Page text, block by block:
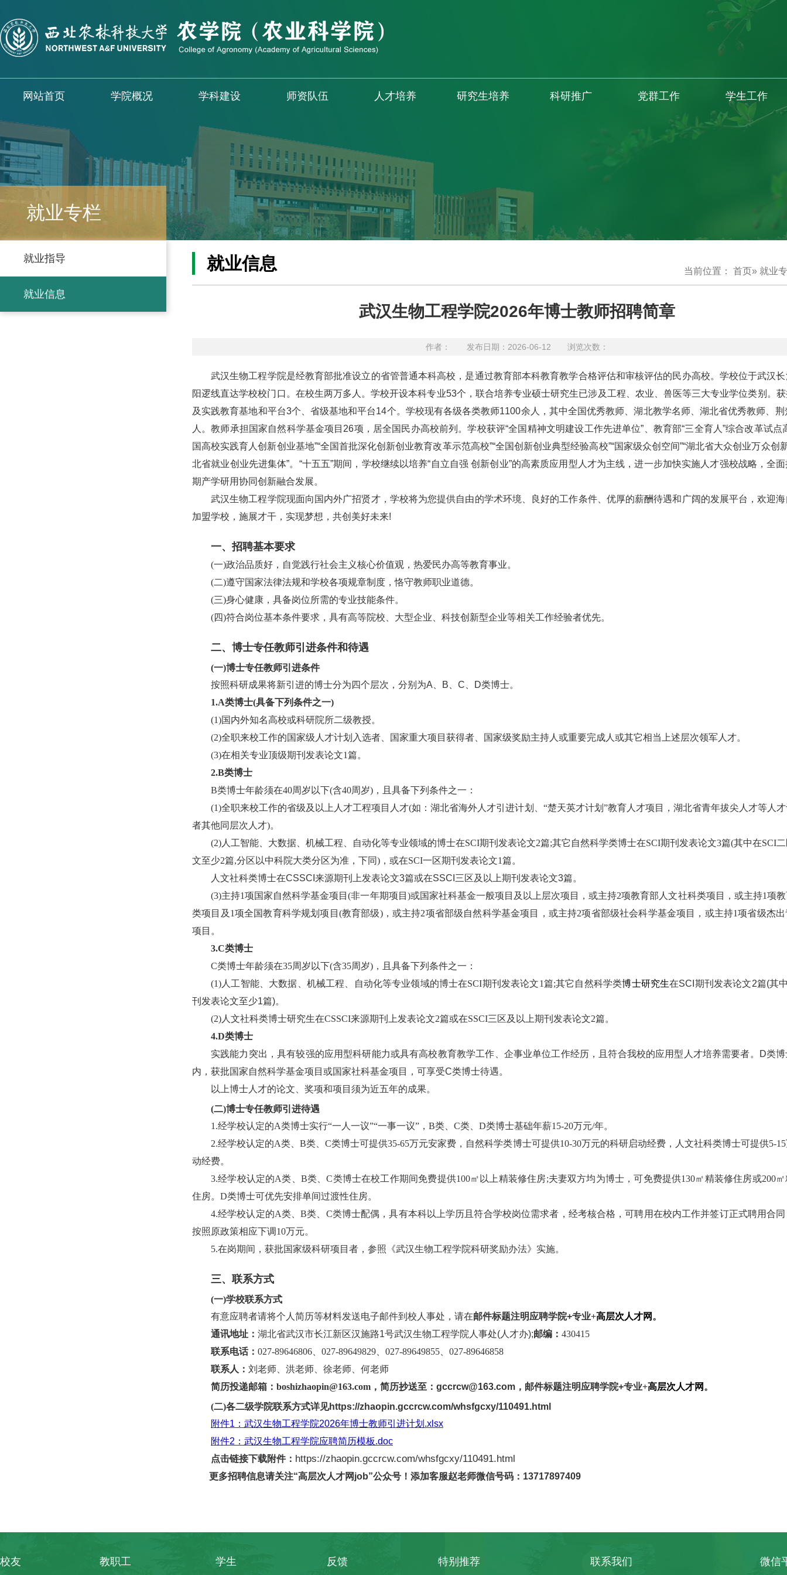
网站首页 学院概况 学科建设 师资队伍 人才培养 研究生培养 科研推广 党群工作 学生工作
就业专栏
就业指导
就业信息
当前位置： 首页» 就业
就业信息
武汉生物工程学院2026年博士教师招聘简章
作者： 发布日期：2026-06-12 浏览次数：
武汉生物工程学院是经教育部批准设立的省管普通本科高校，是通过教育部本科教育教学合格评估和审核评估的民办高校。学校位于武汉
阳逻线直达学校校门口。在校生两万多人。学校开设本科专业53个，联合培养专业硕士研究生已涉及工程、农业、兽医等三大专业学位类别。
及实践教育基地和平台3个、省级基地和平台14个。学校现有各级各类教师1100余人，其中全国优秀教师、湖北教学名师、湖北省优秀教师、
人。教师承担国家自然科学基金项目26项，居全国民办高校前列。学校获评“全国精神文明建设工作先进单位”、教育部“三全育人”综合改革试点
国高校实践育人创新创业基地”“全国首批深化创新创业教育改革示范高校”“全国创新创业典型经验高校”“国家级众创空间”“湖北省大众创业万众创
北省就业创业先进集体”。“十五五”期间，学校继续以培养“自立自强 创新创业”的高素质应用型人才为主线，进一步加快实施人才强校战略，全
期产学研用协同创新融合发展。
武汉生物工程学院现面向国内外广招贤才，学校将为您提供自由的学术环境、良好的工作条件、优厚的薪酬待遇和广阔的发展平台，欢迎
加盟学校，施展才干，实现梦想，共创美好未来!
一、招聘基本要求
(一)政治品质好，自觉践行社会主义核心价值观，热爱民办高等教育事业。
(二)遵守国家法律法规和学校各项规章制度，恪守教师职业道德。
(三)身心健康，具备岗位所需的专业技能条件。
(四)符合岗位基本条件要求，具有高等院校、大型企业、科技创新型企业等相关工作经验者优先。
二、博士专任教师引进条件和待遇
(一)博士专任教师引进条件
按照科研成果将新引进的博士分为四个层次，分别为A、B、C、D类博士。
1.A类博士(具备下列条件之一)
(1)国内外知名高校或科研院所二级教授。
(2)全职来校工作的国家级人才计划入选者、国家重大项目获得者、国家级奖励主持人或重要完成人或其它相当上述层次领军人才。
(3)在相关专业顶级期刊发表论文1篇。
2.B类博士
B类博士年龄须在40周岁以下(含40周岁)，且具备下列条件之一：
(1)全职来校工作的省级及以上人才工程项目人才(如：湖北省海外人才引进计划、“楚天英才计划”教育人才项目，湖北省青年拔尖人才等人
者其他同层次人才)。
(2)人工智能、大数据、机械工程、自动化等专业领域的博士在SCI期刊发表论文2篇;其它自然科学类博士在SCI期刊发表论文3篇(其中在SCI
文至少2篇,分区以中科院大类分区为准，下同)，或在SCI一区期刊发表论文1篇。
人文社科类博士在CSSCI来源期刊上发表论文3篇或在SSCI三区及以上期刊发表论文3篇。
(3)主持1项国家自然科学基金项目(非一年期项目)或国家社科基金一般项目及以上层次项目，或主持2项教育部人文社科类项目，或主持1项
类项目及1项全国教育科学规划项目(教育部级)，或主持2项省部级自然科学基金项目，或主持2项省部级社会科学基金项目，或主持1项省级杰
项目。
3.C类博士
C类博士年龄须在35周岁以下(含35周岁)，且具备下列条件之一：
(1)人工智能、大数据、机械工程、自动化等专业领域的博士在SCI期刊发表论文1篇;其它自然科学类博士研究生在SCI期刊发表论文2篇(其
刊发表论文至少1篇)。
(2)人文社科类博士研究生在CSSCI来源期刊上发表论文2篇或在SSCI三区及以上期刊发表论文2篇。
4.D类博士
实践能力突出，具有较强的应用型科研能力或具有高校教育教学工作、企事业单位工作经历，且符合我校的应用型人才培养需要者。
D类
内，获批国家自然科学基金项目或国家社科基金项目，可享受C类博士待遇。
以上博士人才的论文、奖项和项目须为近五年的成果。
(二)博士专任教师引进待遇
1.经学校认定的A类博士实行“一人一议”“一事一议”，B类、C类、D类博士基础年薪15-20万元/年。
2.经学校认定的A类、B类、C类博士可提供35-65万元安家费，自然科学类博士可提供10-30万元的科研启动经费，人文社科类博士可提供5-
动经费。
3.经学校认定的A类、B类、C类博士在校工作期间免费提供100㎡以上精装修住房;夫妻双方均为博士，可免费提供130㎡精装修住房或200
住房。D类博士可优先安排单间过渡性住房。
4.经学校认定的A类、B类、C类博士配偶，具有本科以上学历且符合学校岗位需求者，经考核合格，可聘用在校内工作并签订正式聘用合
按照原政策相应下调10万元。
5.在岗期间，获批国家级科研项目者，参照《武汉生物工程学院科研奖励办法》实施。
三、联系方式
(一)学校联系方式
有意应聘者请将个人简历等材料发送电子邮件到校人事处，请在邮件标题注明应聘学院+专业+高层次人才网。
通讯地址： 湖北省武汉市长江新区汉施路1号武汉生物工程学院人事处(人才办);邮编： 430415
联系电话： 027-89646806、027-89649829、027-89649855、027-89646858
联系人： 刘老师、洪老师、徐老师、何老师
简历投递邮箱： boshizhaopin@163.com， 简历抄送至： gccrcw@163.com， 邮件标题注明应聘学院+专业+高层次人才网。
(二)各二级学院联系方式详见https://zhaopin.gccrcw.com/whsfgcxy/110491.html
附件1：武汉生物工程学院2026年博士教师引进计划.xlsx
附件2：武汉生物工程学院应聘简历模板.doc
点击链接下载附件： https://zhaopin.gccrcw.com/whsfgcxy/110491.html
更多招聘信息请关注“高层次人才网job”公众号！添加客服赵老师微信号码：13717897409
校友 教职工 学生 反馈 特别推荐 联系我们 微信